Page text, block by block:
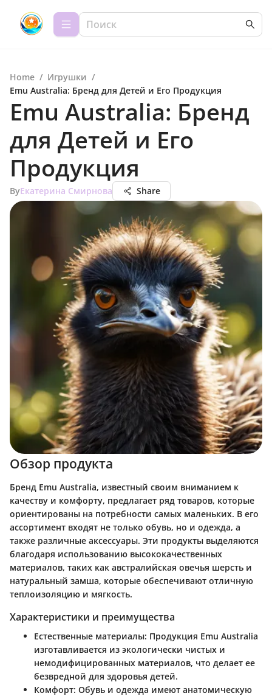
Home / Игрушки /
Emu Australia: Бренд для Детей и Его Продукция
Emu Australia: Бренд
для Детей и Его
Продукция
ByЕкатерина Смирнова Share
Обзор продукта
Бренд Emu Australia, известный своим вниманием к
качеству и комфорту, предлагает ряд товаров, которые
ориентированы на потребности самых маленьких. В его
ассортимент входят не только обувь, но и одежда, а
также различные аксессуары. Эти продукты выделяются
благодаря использованию высококачественных
материалов, таких как австралийская овечья шерсть и
натуральный замша, которые обеспечивают отличную
теплоизоляцию и мягкость.
Характеристики и преимущества
Естественные материалы: Продукция Emu Australia
изготавливается из экологически чистых и
немодифицированных материалов, что делает ее
безвредной для здоровья детей.
Комфорт: Обувь и одежда имеют анатомическую